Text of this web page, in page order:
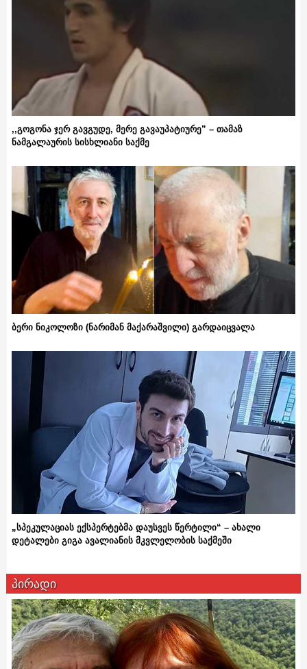
,,გოგონა ჯერ გავგუდე, მერე გავაუპატიურე” – თამაზ
ნამგალაურის სისხლიანი საქმე
ბერი ნიკოლოზი (ნარიმან მაქარაშვილი) გარდაიცვალა
„სპეკულაციას ექსპერტებმა დაუსვეს წერტილი“ – ახალი
დეტალები გიგა ავალიანის მკვლელობის საქმეში
პირადი